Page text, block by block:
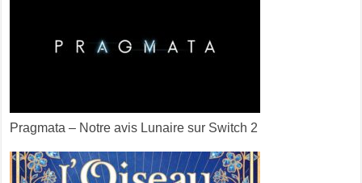
Pragmata – Notre avis Lunaire sur Switch 2